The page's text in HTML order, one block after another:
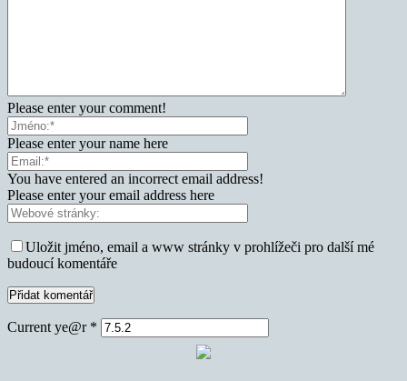
Please enter your comment!
Please enter your name here
You have entered an incorrect email address!
Please enter your email address here
Uložit jméno, email a www stránky v prohlížeči pro další mé
budoucí komentáře
Current ye@r *